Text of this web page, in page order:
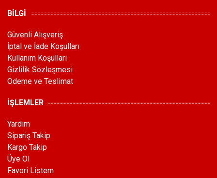
BİLGİ
Güvenli Alışveriş
İptal ve İade Koşulları
Kullanım Koşulları
Gizlilik Sözleşmesi
Ödeme ve Teslimat
İŞLEMLER
Yardım
Sipariş Takip
Kargo Takip
Üye Ol
Favori Listem